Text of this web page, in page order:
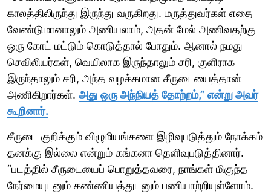
காலத்திலிருந்து இருந்து வருகிறது. மருத்துவர்கள் எதை
வேண்டுமானாலும் அணியலாம், அதன் மேல் அணிவதற்கு
ஒரு கோட் மட்டும் கொடுத்தால் போதும். ஆனால் நமது
செவிலியர்கள், வெயிலாக இருந்தாலும் சரி, குளிராக
இருந்தாலும் சரி, அந்த வழக்கமான சீருடையைத்தான்
அணிகிறார்கள். அது ஒரு அந்நியத் தோற்றம்,” என்று அவர்
கூறினார்.
சீருடை குறிக்கும் விழுமியங்களை இழிவுபடுத்தும் நோக்கம்
தனக்கு இல்லை என்றும் கங்கனா தெளிவுபடுத்தினார்.
“படத்தில் சீருடையைப் பொறுத்தவரை, நாங்கள் மிகுந்த
நேர்மையுடனும் கண்ணியத்துடனும் பணியாற்றியுள்ளோம்.